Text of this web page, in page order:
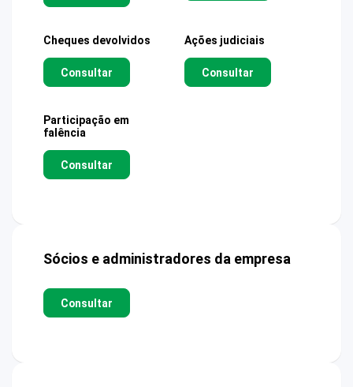
Cheques devolvidos
Consultar
Ações judiciais
Consultar
Participação em
falência
Consultar
Sócios e administradores da empresa
Consultar